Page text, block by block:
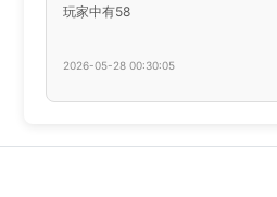
玩家中有58
2026-05-28 00:30:05